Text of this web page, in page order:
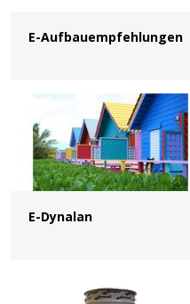
E-Aufbauempfehlungen
E-Dynalan